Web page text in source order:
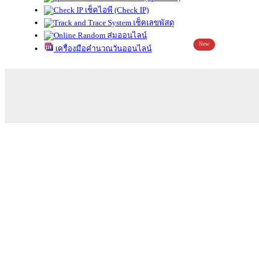
เช็คไอพี (Check IP)
เช็คเลขพัสดุ
สุ่มออนไลน์
เครื่องมือคำนวณวันออนไลน์
New